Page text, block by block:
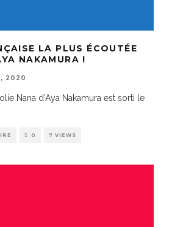
LA PLUS ÉCOUTÉE
NAKAMURA !
2020
Nana d’Aya Nakamura est sorti le
0 7 VIEWS